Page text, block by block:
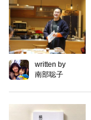
written by
南部聡子